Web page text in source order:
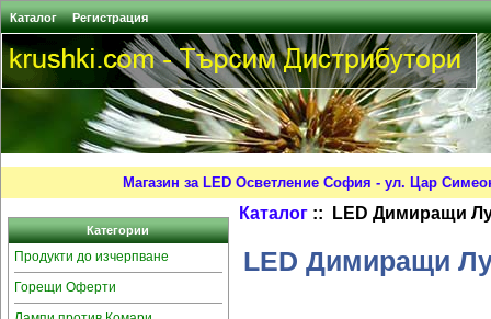
Каталог Регистрация
Магазин за LED Осветление София - ул. Цар
Категории
Продукти до изчерпване
Горещи Оферти
Каталог :: LED Димиращи
LED Димиращи